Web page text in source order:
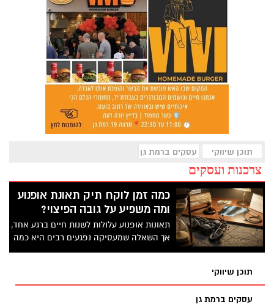
תוכן שיווקי עסקים ברמת גן
צרכנות ועסקים
כמה זמן לוקח תיק תאונת אופנוע
ומה משפיע על גובה הפיצוי?
תאונות אופנוע עלולות לשנות חיים ברגע אחד,
אך השאלה שמעסיקה נפגעים רבים היא כמה
זמן נמשך ההליך המשפטי ומה קובע את סכום
שמשפיעים על גובה הפיצוי בפועל.
תוכן שיווקי
עסקים ברמת גן